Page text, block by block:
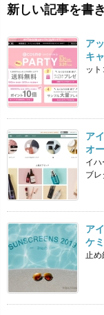
新しい記事を書
ア
キ
ッ
ア
オ
イ
ブ
ア
ケ
止め